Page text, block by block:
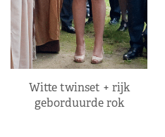
Witte twinset + rijk
geborduurde rok